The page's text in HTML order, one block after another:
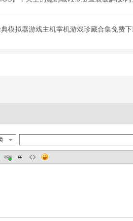
模拟器游戏主机掌机游戏珍藏合集免费下